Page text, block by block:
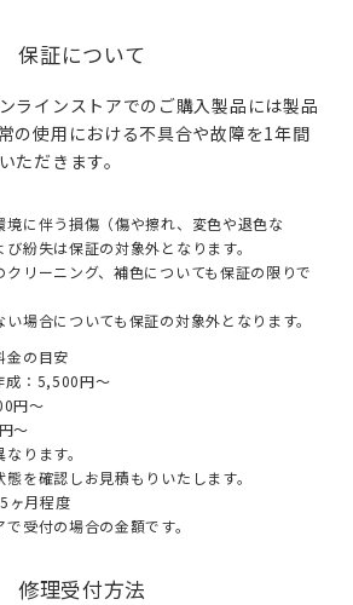
保証について
ラインストアでのご購入製品には製品
の使用における不具合や故障を1年間
ただきます。
に伴う損傷（傷や擦れ、変色や退色な
紛失は保証の対象外となります。
リーニング、補色についても保証の限りで
場合についても保証の対象外となります。
金の目安
成：5,500円〜
円〜
〜
ります。
を確認しお見積もりいたします。
ヶ月程度
受付の場合の金額です。
修理受付方法